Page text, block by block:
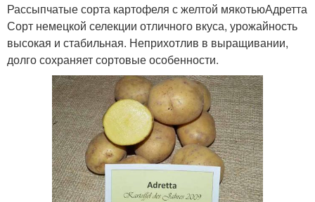
Рассыпчатые сорта картофеля с желтой мякотьюАдретта
Сорт немецкой селекции отличного вкуса, урожайность
высокая и стабильная. Неприхотлив в выращивании,
долго сохраняет сортовые особенности.